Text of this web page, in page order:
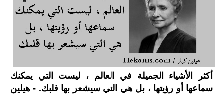
أكثر الأشياء الجميلة في العالم ، ليست التي يمكنك
سماعها أو رؤيتها ، بل هي التي سيشعر بها قلبك. - هيلين